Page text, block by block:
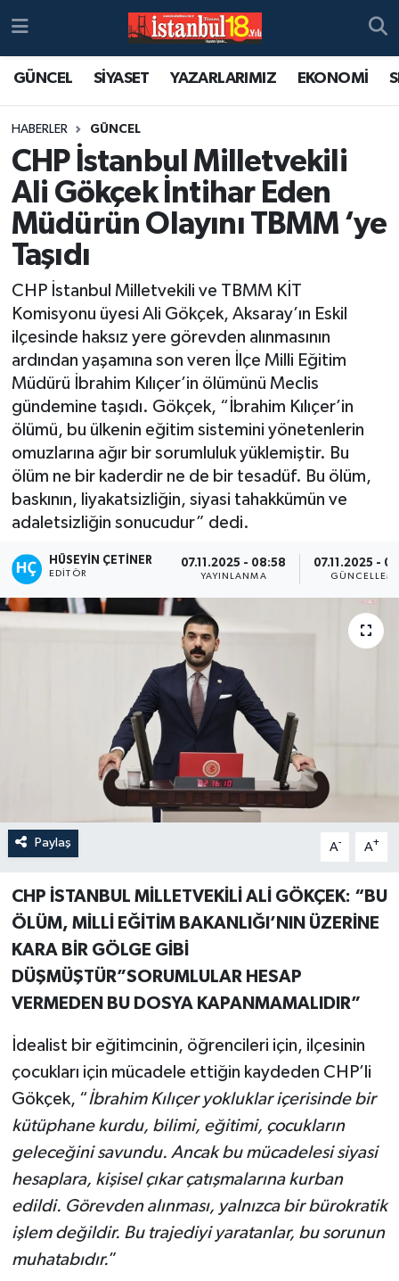
GÜNCEL SİYASET YAZARLARIMIZ EKONOMİ
HABERLER GÜNCEL
CHP İstanbul Milletvekili
Ali Gökçek İntihar Eden
Müdürün Olayını TBMM ‘ye
Taşıdı
CHP İstanbul Milletvekili ve TBMM KİT
Komisyonu üyesi Ali Gökçek, Aksaray’ın Eskil
ilçesinde haksız yere görevden alınmasının
ardından yaşamına son veren İlçe Milli Eğitim
Müdürü İbrahim Kılıçer’in ölümünü Meclis
gündemine taşıdı. Gökçek, “İbrahim Kılıçer’in
ölümü, bu ülkenin eğitim sistemini yönetenlerin
omuzlarına ağır bir sorumluluk yüklemiştir. Bu
ölüm ne bir kaderdir ne de bir tesadüf. Bu ölüm,
baskının, liyakatsizliğin, siyasi tahakkümün ve
adaletsizliğin sonucudur” dedi.
HÜSEYIN ÇETINER
EDITÖR
07.11.2025 - 08:58
YAYINLANMA
07.11.2025 -
Paylaş A- A+
CHP İSTANBUL MİLLETVEKİLİ ALİ GÖKÇEK: “BU
ÖLÜM, MİLLİ EĞİTİM BAKANLIĞI’NIN ÜZERİNE
KARA BİR GÖLGE GİBİ
DÜŞMÜŞTÜR”SORUMLULAR HESAP
VERMEDEN BU DOSYA KAPANMAMALIDIR”
İdealist bir eğitimcinin, öğrencileri için, ilçesinin
çocukları için mücadele ettiğin kaydeden CHP’li
Gökçek, “İbrahim Kılıçer yokluklar içerisinde bir
kütüphane kurdu, bilimi, eğitimi, çocukların
geleceğini savundu. Ancak bu mücadelesi siyasi
hesaplara, kişisel çıkar çatışmalarına kurban
edildi. Görevden alınması, yalnızca bir bürokratik
işlem değildir. Bu trajediyi yaratanlar, bu sorunun
muhatabıdır.”